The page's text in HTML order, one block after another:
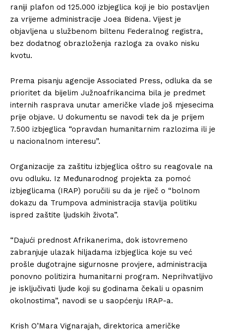
raniji plafon od 125.000 izbjeglica koji je bio postavljen
za vrijeme administracije Joea Bidena. Vijest je
objavljena u službenom biltenu Federalnog registra,
bez dodatnog obrazloženja razloga za ovako nisku
kvotu.
Prema pisanju agencije Associated Press, odluka da se
prioritet da bijelim Južnoafrikancima bila je predmet
internih rasprava unutar američke vlade još mjesecima
prije objave. U dokumentu se navodi tek da je prijem
7.500 izbjeglica “opravdan humanitarnim razlozima ili je
u nacionalnom interesu”.
Organizacije za zaštitu izbjeglica oštro su reagovale na
ovu odluku. Iz Međunarodnog projekta za pomoć
izbjeglicama (IRAP) poručili su da je riječ o “bolnom
dokazu da Trumpova administracija stavlja politiku
ispred zaštite ljudskih života”.
“Dajući prednost Afrikanerima, dok istovremeno
zabranjuje ulazak hiljadama izbjeglica koje su već
prošle dugotrajne sigurnosne provjere, administracija
ponovno politizira humanitarni program. Neprihvatljivo
je isključivati ljude koji su godinama čekali u opasnim
okolnostima”, navodi se u saopćenju IRAP-a.
Krish O’Mara Vignarajah, direktorica američke